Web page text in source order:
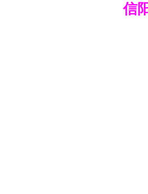
信